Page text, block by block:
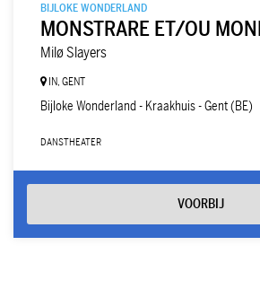
MONSTRARE ET/OU
Milø Slayers
BIJLOKE WONDERLAND
IN, GENT
Bijloke Wonderland - Kraakhuis - Gent (BE)
DANSTHEATER
VOORBIJ